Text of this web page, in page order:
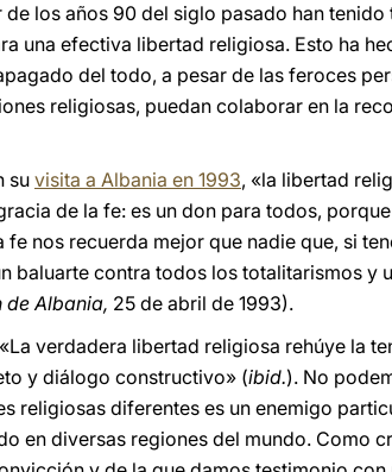
los años 90 del siglo pasado han
una efectiva libertad religiosa. Esto ha
del todo, a pesar de las feroces
religiosas, puedan colaborar en la
su visita a Albania en 1993, «la libertad
de la fe: es un don para todos,
nos recuerda mejor que nadie que, si
baluarte contra todos los totalitarismos y
de Albania, 25 de abril de 1993).
verdadera libertad religiosa rehúye la
y diálogo constructivo» (ibid.). No
religiosas diferentes es un enemigo
en diversas regiones del mundo. Como